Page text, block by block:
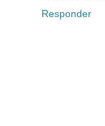
Responder